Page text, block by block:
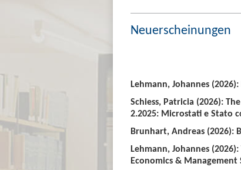
Neuerscheinungen
Lehmann, Johannes
Schiess, Patricia (2026):
2.2025: Microstati e Stato
Brunhart, Andreas (2026):
Lehmann, Johannes
Economics & Management